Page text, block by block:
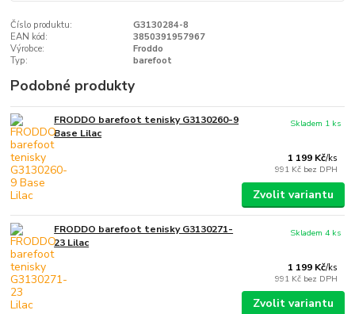
Číslo produktu:
G3130284-8
EAN kód:
3850391957967
Výrobce:
Froddo
Typ:
barefoot
Podobné produkty
FRODDO barefoot tenisky G3130260-9
Base Lilac
1 199 Kč/ks
991 Kč bez DPH
Skladem 1 ks
Zvolit variantu
FRODDO barefoot tenisky G3130271-
23 Lilac
1 199 Kč/ks
991 Kč bez DPH
Skladem 4 ks
Zvolit variantu